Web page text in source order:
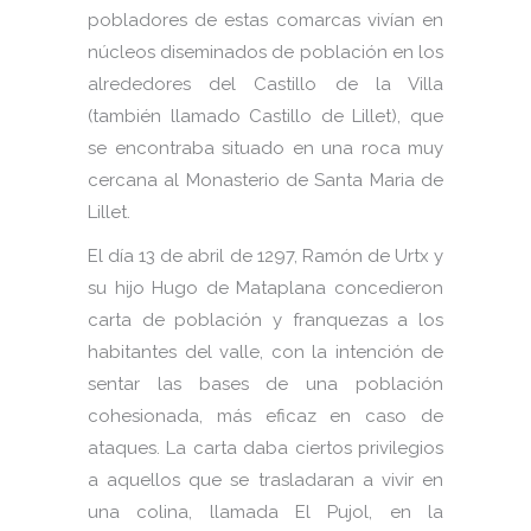
pobladores de estas comarcas vivían en
núcleos diseminados de población en los
alrededores del Castillo de la Villa
(también llamado Castillo de Lillet), que
se encontraba situado en una roca muy
cercana al Monasterio de Santa Maria de
Lillet.
El día 13 de abril de 1297, Ramón de Urtx y
su hijo Hugo de Mataplana concedieron
carta de población y franquezas a los
habitantes del valle, con la intención de
sentar las bases de una población
cohesionada, más eficaz en caso de
ataques. La carta daba ciertos privilegios
a aquellos que se trasladaran a vivir en
una colina, llamada El Pujol, en la